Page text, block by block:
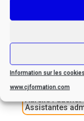
Information sur les
www.cjformation.com
+33
Carine ANCIAUX
Présidente,
Référente
Aurélie Fauchet
Assistantes